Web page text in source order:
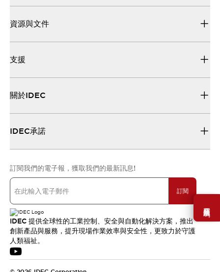
需要幫助嗎？
資源與文件
支援
關於IDEC
IDEC承諾
訂閱我們的電子報，獲取我們的最新訊息!
訂閱
IDEC 提供全球性的工業控制、安全與自動化解決方案，推出
創新產品與服務，提升現場作業效率與安全性，更致力於守護
人類福祉。